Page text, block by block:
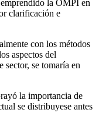
la OMPI en
clarificación e
con los métodos
aspectos del
se tomaría en
la importancia de
se distribuyese antes